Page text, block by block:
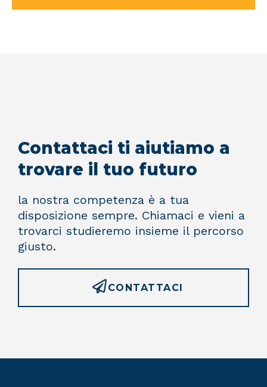
Contattaci ti aiutiamo a
trovare il tuo futuro
la nostra competenza è a tua
disposizione sempre. Chiamaci e vieni a
trovarci studieremo insieme il percorso
giusto.
CONTATTACI